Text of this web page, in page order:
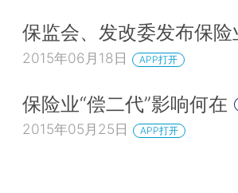
保监会、发改委发布保
2015年06月18日 APP打开
保险业“偿二代”影响何在
2015年05月25日 APP打开